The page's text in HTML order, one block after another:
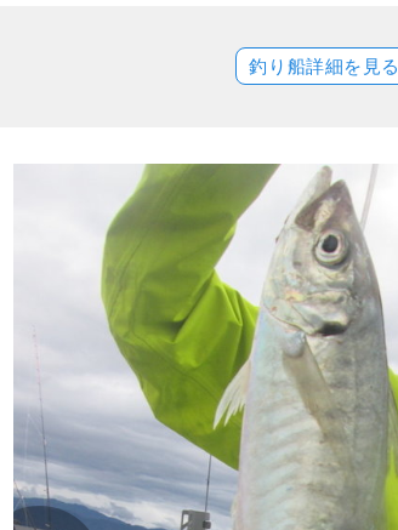
釣り船詳細を見る